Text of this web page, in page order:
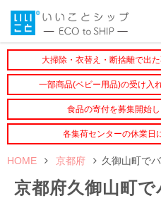
大掃除・衣替え・断捨離で出
一部商品(ベビー用品)の受け入
食品の寄付を募集開始
各集荷センターの休業日
HOME 京都府 久御山町で
京都府久御山町